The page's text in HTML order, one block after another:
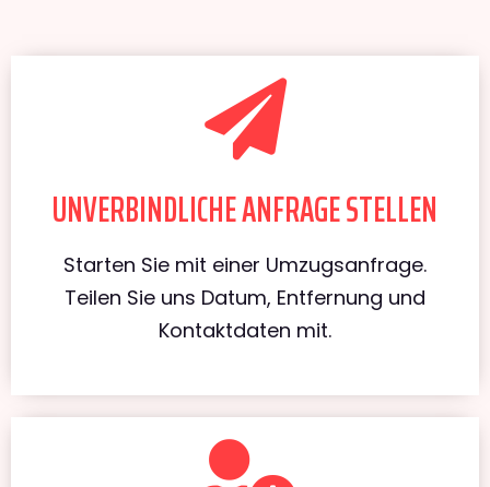
UNVERBINDLICHE ANFRAGE STELLEN
Starten Sie mit einer Umzugsanfrage.
Teilen Sie uns Datum, Entfernung und
Kontaktdaten mit.